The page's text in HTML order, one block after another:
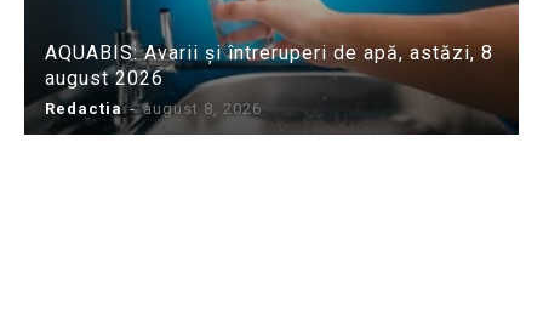
AQUABIS: Avarii și întreruperi de apă, astăzi, 8
august 2026
Redactia - august 8, 2026